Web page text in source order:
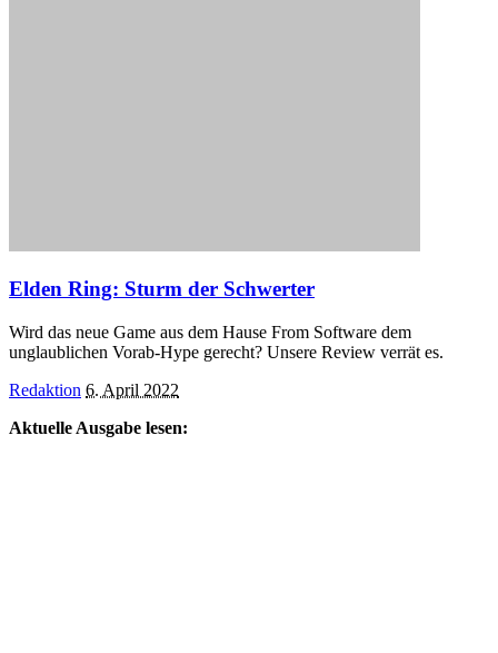
Elden Ring: Sturm der Schwerter
Wird das neue Game aus dem Hause From Software dem
unglaublichen Vorab-Hype gerecht? Unsere Review verrät es.
Posted
Redaktion 6. April 2022
Aktuelle Ausgabe lesen: